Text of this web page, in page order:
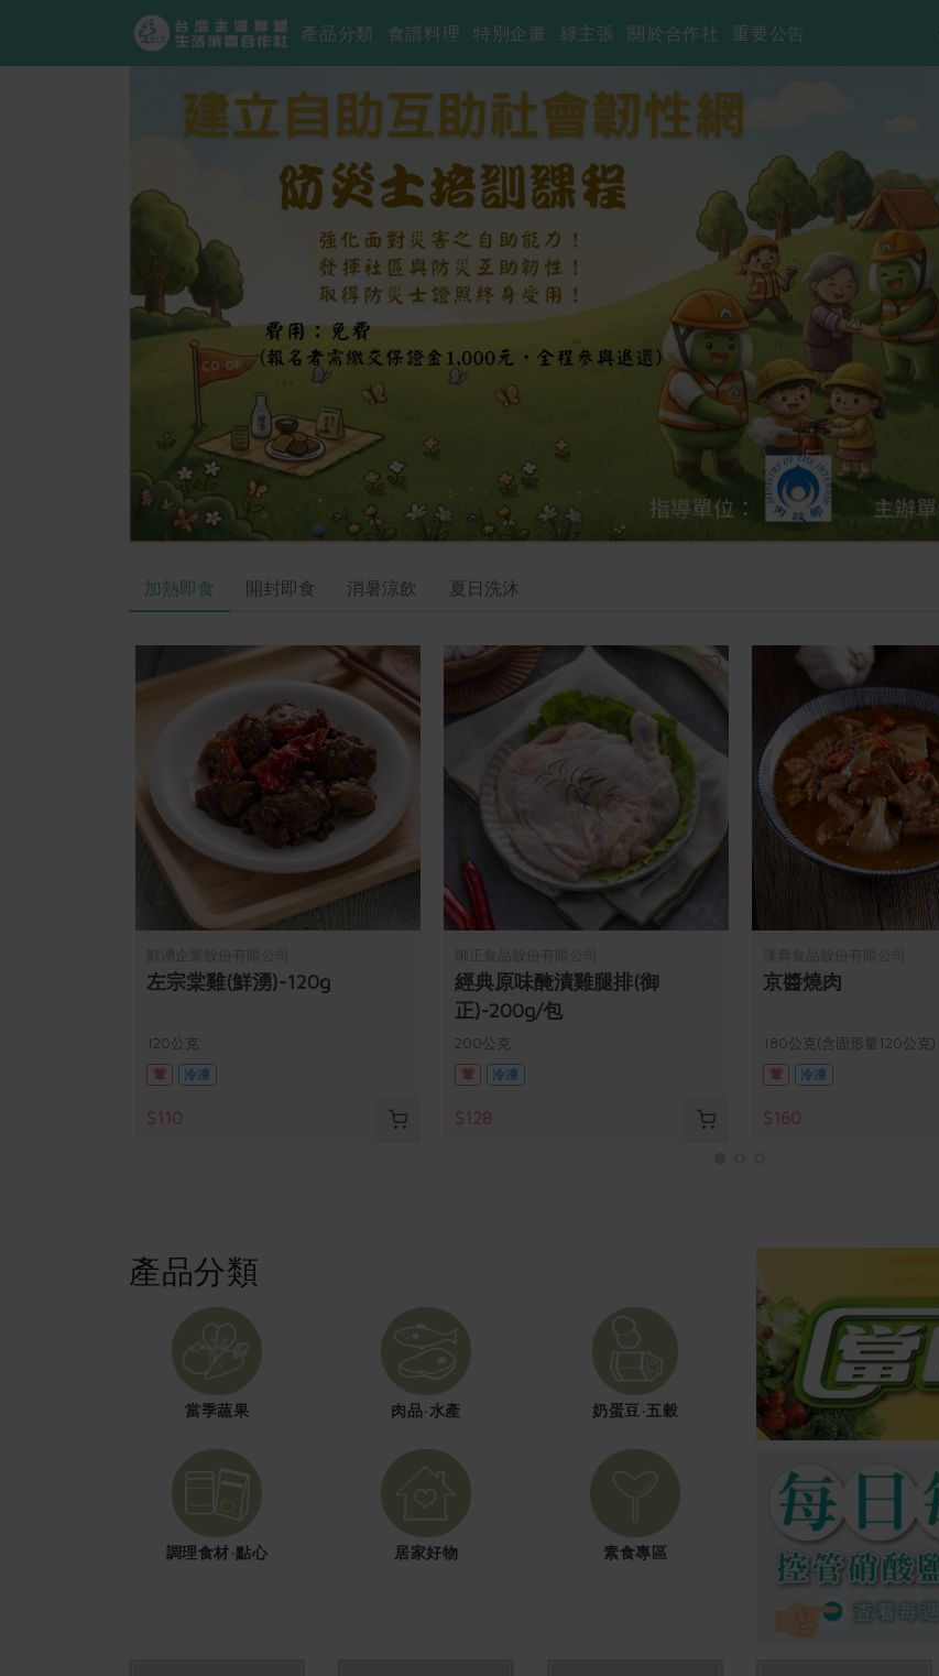
產品分類 食譜料理 特別企畫 綠主張 關於合作社 重要公告
加熱即食 開封即食 消暑涼飲 夏日洗沐
左宗棠雞(鮮湧)-120g
120公克
葷
冷凍
$110
經典原味醃漬雞腿排(御
正)-200g/包
200公克
葷
冷凍
$128
京醬燒肉
180公克(含固形量120公克)
葷
冷凍
$160
產品分類
當季蔬果 肉品·水產 奶蛋豆·五穀
調理食材·點心 居家好物 素食專區